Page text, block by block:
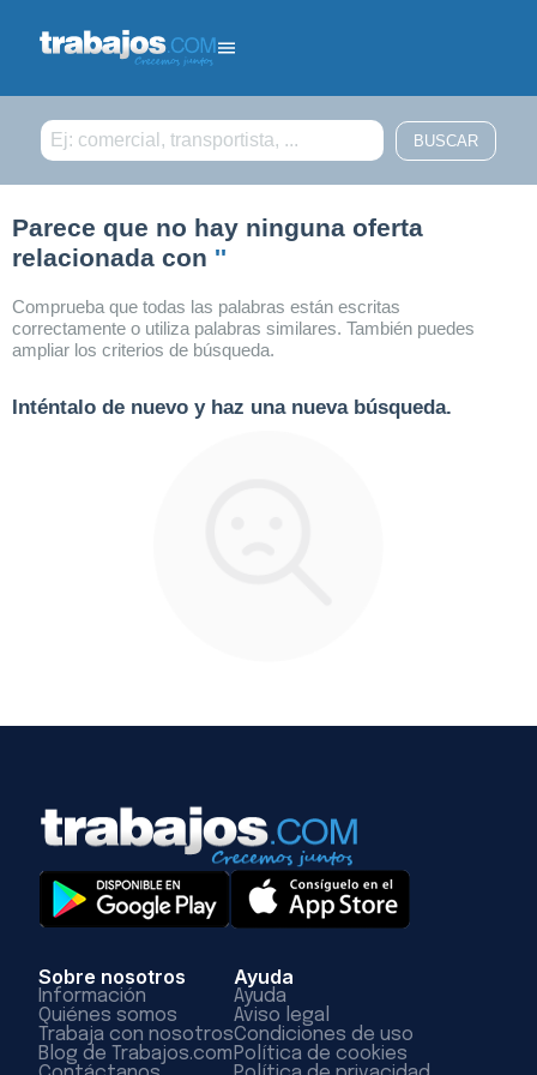
Parece que no hay ninguna oferta
relacionada con ''
Comprueba que todas las palabras están escritas
correctamente o utiliza palabras similares. También puedes
ampliar los criterios de búsqueda.
Inténtalo de nuevo y haz una nueva búsqueda.
Sobre nosotros
Información
Quiénes somos
Trabaja con nosotros
Blog de Trabajos.com
Ayuda
Ayuda
Aviso legal
Condiciones de uso
Política de cookies